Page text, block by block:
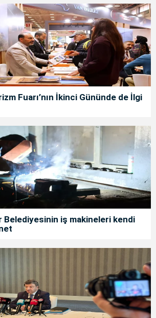
Fuarı’nın İkinci Gününde de İlgi
Belediyesinin iş makineleri kendi